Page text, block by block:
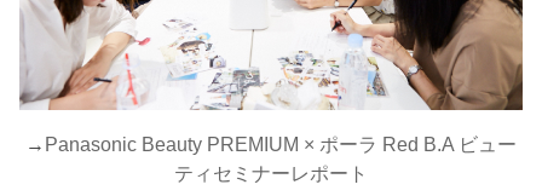
→ Panasonic Beauty PREMIUM × ポーラ Red B.A ビュー
ティセミナーレポート